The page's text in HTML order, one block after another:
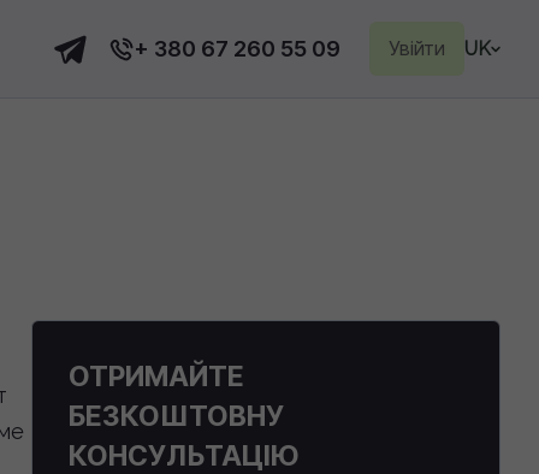
+ 380 67 260 55 09 Увійти UK
ОТРИМАЙТЕ
БЕЗКОШТОВНУ
КОНСУЛЬТАЦІЮ